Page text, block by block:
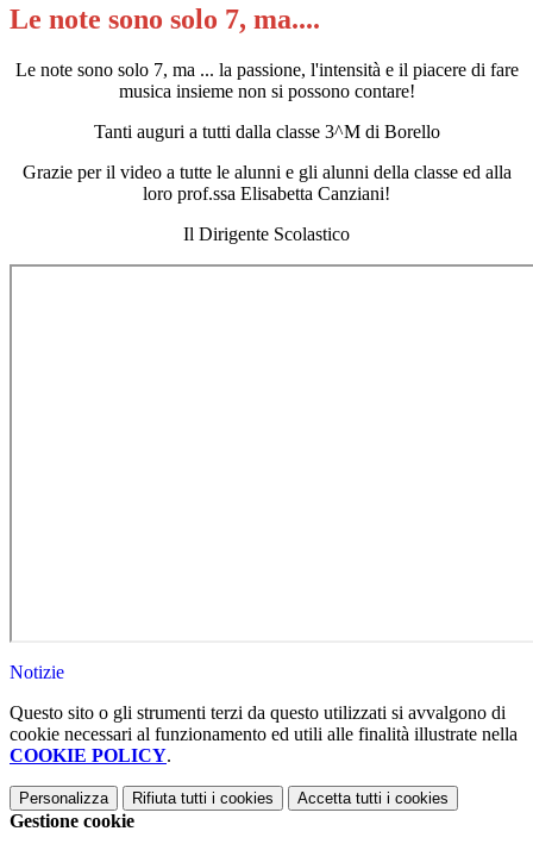
Le note sono solo 7, ma....
Le note sono solo 7, ma ... la passione, l'intensità e il piacere di fare
musica insieme non si possono contare!
Tanti auguri a tutti dalla classe 3^M di Borello
Grazie per il video a tutte le alunni e gli alunni della classe ed alla
loro prof.ssa Elisabetta Canziani!
Il Dirigente Scolastico
Notizie
Questo sito o gli strumenti terzi da questo utilizzati si avvalgono di
cookie necessari al funzionamento ed utili alle finalità illustrate nella
COOKIE POLICY.
Personalizza Rifiuta tutti i cookies Accetta tutti i cookies
Gestione cookie